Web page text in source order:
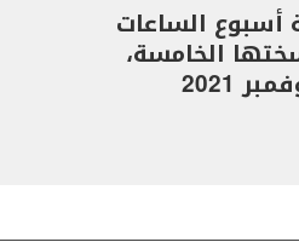
أسبوع الساعات
الخامسة،
2021